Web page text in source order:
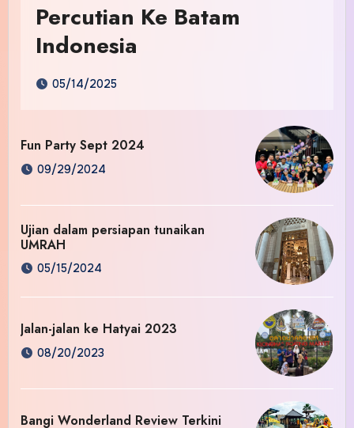
Percutian Ke Batam
Indonesia
05/14/2025
Fun Party Sept 2024
09/29/2024
Ujian dalam persiapan tunaikan
UMRAH
05/15/2024
Jalan-jalan ke Hatyai 2023
08/20/2023
Bangi Wonderland Review Terkini